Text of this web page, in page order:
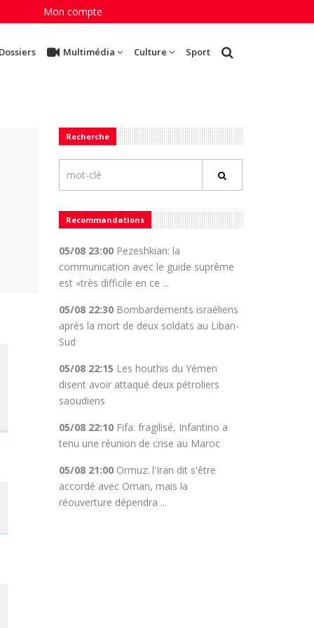
Mon compte
Multimédia Culture Sport
Recherche
Recommandations
05/08 23:00Pezeshkian: la
communication avec le guide suprême
est «très difficile en ce ...
05/08 22:30Bombardements israéliens
après la mort de deux soldats au Liban-
Sud
05/08 22:15 Les houthis du Yémen
disent avoir attaqué deux pétroliers
saoudiens
05/08 22:10Fifa: fragilisé, Infantino a
tenu une réunion de crise au Maroc
05/08 21:00Ormuz: l'Iran dit s'être
accordé avec Oman, mais la
réouverture dépendra ...